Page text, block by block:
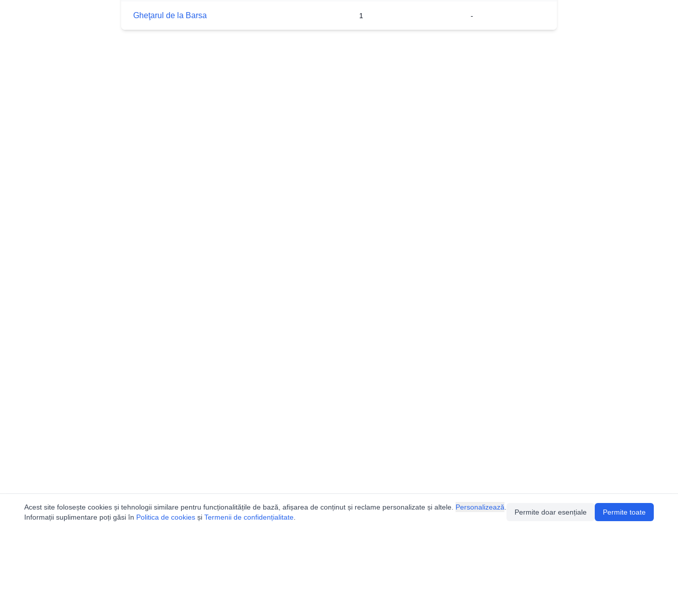
Gheţarul de la Barsa 1 -
Acest site folosește cookies și tehnologii similare pentru funcționalitățile de bază, afișarea de conținut și reclame personalizate și altele. Personalizează
Informații suplimentare poți găsi în Politica de cookies și Termenii de confidențialitate
Permite doar esențiale Permite toate